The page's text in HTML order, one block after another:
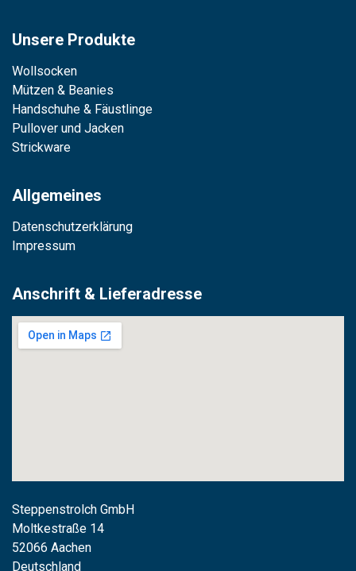
Unsere Produkte
Wollsocken
Mützen & Beanies
Handschuhe & Fäustlinge
Pullover und Jacken
Strickware
Allgemeines
Datenschutzerklärung
Impressum
Anschrift & Lieferadresse
Steppenstrolch GmbH
Moltkestraße 14
52066 Aachen
Deutschland